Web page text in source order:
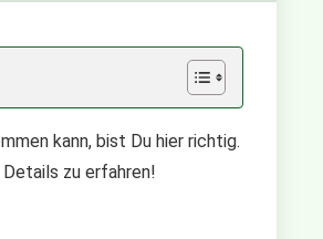
kann, bist Du hier richtig.
zu erfahren!